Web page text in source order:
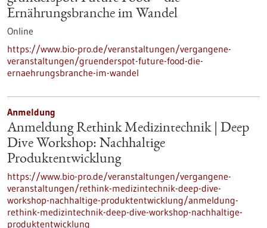
Ernährungsbranche im Wandel
Online
https://www.bio-pro.de/veranstaltungen/vergangene-
veranstaltungen/gruenderspot-future-food-die-
ernaehrungsbranche-im-wandel
Anmeldung
Anmeldung Rethink Medizintechnik | Deep
Dive Workshop: Nachhaltige
Produktentwicklung
https://www.bio-pro.de/veranstaltungen/vergangene-
veranstaltungen/rethink-medizintechnik-deep-dive-
workshop-nachhaltige-produktentwicklung/anmeldung-
rethink-medizintechnik-deep-dive-workshop-nachhaltige-
produktentwicklung